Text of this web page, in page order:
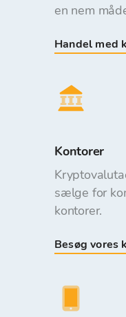
en nem
Handel med
Kontorer
sælge for
kontorer.
Besøg vores